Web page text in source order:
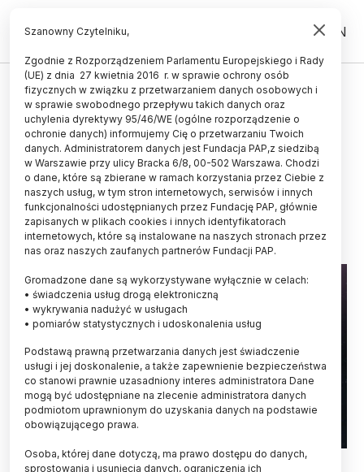
PL EN
KOSMOS
Ekspert: bez danych satelitarnych
nie mogą funkcjonować rolnictwo,
wielki biznes czy wojsko
ANNA BUGAJSKA
04.12.2024
aktualizacja: 04.12.2024
6 minut czytania
Fot. Adobe Stock
Szanowny Czytelniku,
Zgodnie z Rozporządzeniem Parlamentu Europejskiego i Rady
(UE) z dnia 27 kwietnia 2016 r. w sprawie ochrony osób
fizycznych w związku z przetwarzaniem danych osobowych i
w sprawie swobodnego przepływu takich danych oraz
uchylenia dyrektywy 95/46/WE (ogólne rozporządzenie o
ochronie danych) informujemy Cię o przetwarzaniu Twoich
danych. Administratorem danych jest Fundacja PAP,z siedzibą
w Warszawie przy ulicy Bracka 6/8, 00-502 Warszawa. Chodzi
o dane, które są zbierane w ramach korzystania przez Ciebie z
naszych usług, w tym stron internetowych, serwisów i innych
funkcjonalności udostępnianych przez Fundację PAP, głównie
zapisanych w plikach cookies i innych identyfikatorach
internetowych, które są instalowane na naszych stronach przez
nas oraz naszych zaufanych partnerów Fundacji PAP.
Gromadzone dane są wykorzystywane wyłącznie w celach:
• świadczenia usług drogą elektroniczną
• wykrywania nadużyć w usługach
• pomiarów statystycznych i udoskonalenia usług
Podstawą prawną przetwarzania danych jest świadczenie
usługi i jej doskonalenie, a także zapewnienie bezpieczeństwa
co stanowi prawnie uzasadniony interes administratora Dane
mogą być udostępniane na zlecenie administratora danych
podmiotom uprawnionym do uzyskania danych na podstawie
obowiązującego prawa.
Osoba, której dane dotyczą, ma prawo dostępu do danych,
sprostowania i usunięcia danych, ograniczenia ich